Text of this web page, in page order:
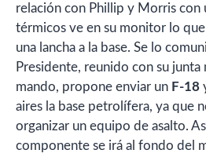
relación con Phillip y Morris con
térmicos ve en su monitor lo
una lancha a la base. Se lo
Presidente, reunido con su junta
mando, propone enviar un F-18
aires la base petrolífera, ya que
organizar un equipo de asalto.
componente se irá al fondo del